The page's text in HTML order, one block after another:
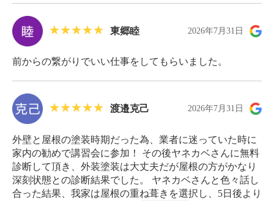
東郷睦 2026年7月31日
前からの繋がりでいい仕事をしてもらいました。
渡邉克己 2026年7月31日
外壁と屋根の塗装時期だった為、業者に迷っていた時に
家内の勧めで講習会に参加！ その後ヤネカベさんに無料
診断して頂き、外装塗装は大丈夫だが屋根の方がかなり
深刻状態との診断結果でした。 ヤネカベさんと色々話し
合った結果、我家は屋根の重ね葺きを選択し、5日後より